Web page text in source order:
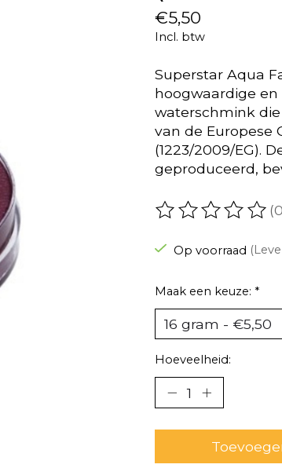
€5,50
Incl. btw
Superstar Aqua
hoogwaardige
waterschmink
van de Europese
(1223/2009/EG).
geproduceerd,
De beoordeling
Op voorraad
Maak een keuze: *
Hoeveelheid: